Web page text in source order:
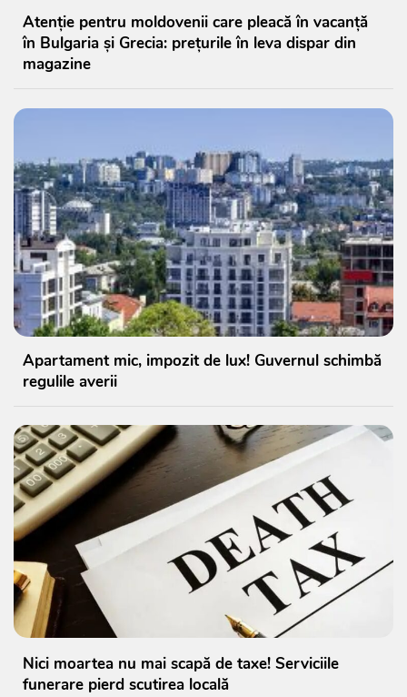
Atenție pentru moldovenii care pleacă în vacanță
în Bulgaria și Grecia: prețurile în leva dispar din
magazine
Apartament mic, impozit de lux! Guvernul schimbă
regulile averii
Nici moartea nu mai scapă de taxe! Serviciile
funerare pierd scutirea locală